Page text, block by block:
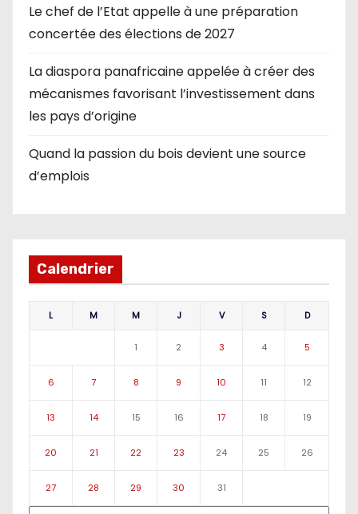
Le chef de l’Etat appelle à une préparation
concertée des élections de 2027
La diaspora panafricaine appelée à créer des
mécanismes favorisant l’investissement dans
les pays d’origine
Quand la passion du bois devient une source
d’emplois
Calendrier
L M M J V S D
1 2 3 4 5
6 7 8 9 10 11 12
13 14 15 16 17 18 19
20 21 22 23 24 25 26
27 28 29 30 31